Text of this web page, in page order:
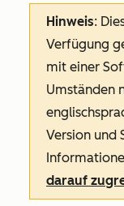
Hinweis:
Verfügung
mit einer
Umständen
Version und
darauf